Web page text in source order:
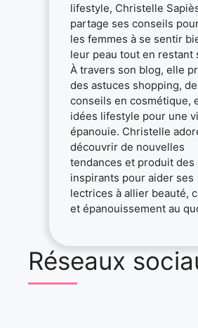
lifestyle, Christelle
partage ses conseils
les femmes à se sentir
leur peau tout en restant
À travers son blog, elle
des astuces shopping,
conseils en cosmétique,
idées lifestyle pour une
épanouie. Christelle
découvrir de nouvelles
tendances et produit des
inspirants pour aider ses
lectrices à allier beauté,
et épanouissement au
Réseaux